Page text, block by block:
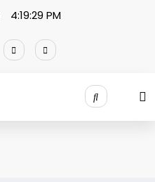
4:19:29 PM